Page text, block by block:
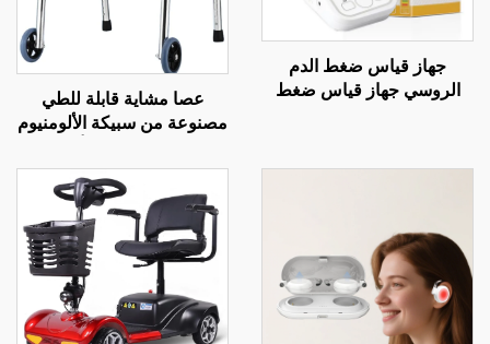
جهاز قياس ضغط الدم
الروسي جهاز قياس ضغط
عصا مشاية قابلة للطي
مصنوعة من سبيكة الألومنيوم
مساعدة للمشي لذوي
الاحتياجات الخاصة، بيع مباشر
من المصنع